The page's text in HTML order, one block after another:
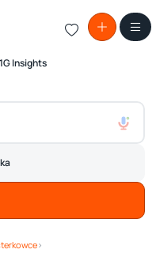
1G Insights
›